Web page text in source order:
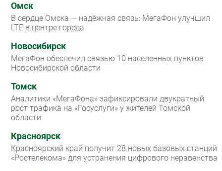
Омск
В сердце Омска — надёжная связь: МегаФон улучшил
LTE в центре города
Новосибирск
МегаФон обеспечил связью 10 населенных пунктов
Новосибирской области
Томск
Аналитики «МегаФона» зафиксировали двукратный
рост трафика на «Госуслуги» у жителей Томской
области
Красноярск
Красноярский край получит 28 новых базовых станций
«Ростелекома» для устранения цифрового неравенства